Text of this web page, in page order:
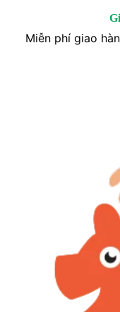
Miễn phí giao